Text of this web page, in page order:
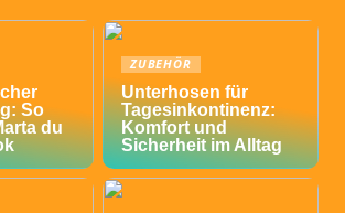
So
du
ZUBEHÖR
Unterhosen für
Tagesinkontinenz:
Komfort und
Sicherheit im Alltag